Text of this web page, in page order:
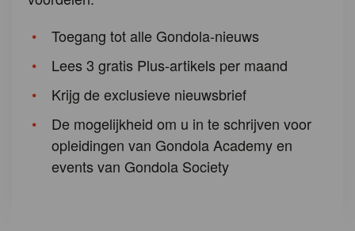
Toegang tot alle Gondola-nieuws
Lees 3 gratis Plus-artikels per maand
Krijg de exclusieve nieuwsbrief
De mogelijkheid om u in te schrijven voor
opleidingen van Gondola Academy en
events van Gondola Society